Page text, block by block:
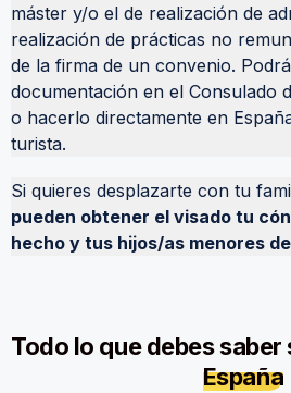
máster y/o el de realización de
realización de prácticas no
de la firma de un convenio.
documentación en el Consulado
o hacerlo directamente en
turista.
Si quieres desplazarte con tu
pueden obtener el visado tu
hecho y tus hijos/as menores
Todo lo que debes saber
España